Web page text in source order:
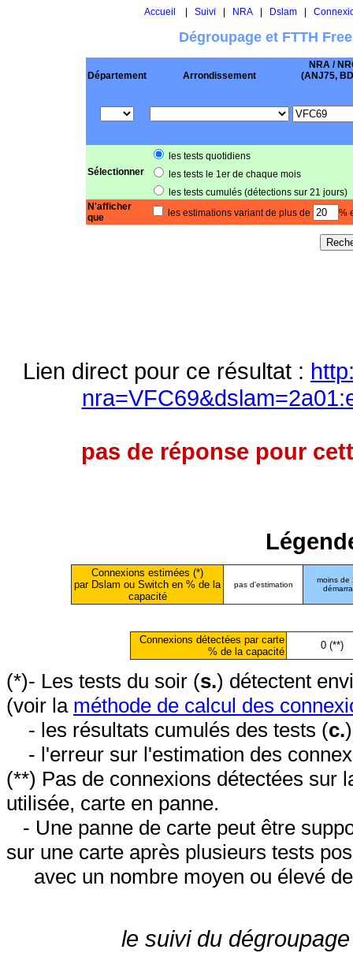
Accueil Suivi NRA| Dslam|
Dégroupage et FTTH
Département Arrondissement
NRA /
(ANJ75,
Sélectionner
les tests quotidiens
les tests le 1er de chaque mois
les tests cumulés (détections sur 21 jours)
N'afficher
que
les estimations variant de plus de %
Lien direct pour ce résultat :
pas de réponse pour
Connexions estimées (*)
par Dslam ou Switch en % de la
capacité
pas d'estimation
moins de
Connexions détectées par carte
% de la capacité
0 (**)
(*)- Les tests du soir (s.) détectent
(voir la méthode de calcul des
- les résultats cumulés des tests (c.
- l'erreur sur l'estimation des
(**) Pas de connexions détectées sur
utilisée, carte en panne.
- Une panne de carte peut être
sur une carte après plusieurs tests
avec un nombre moyen ou élevé
le suivi du